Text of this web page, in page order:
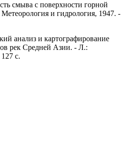
смыва с поверхности горной
и гидрология, 1947. -
анализ и картографирование
рек Средней Азии. - Л.:
с.